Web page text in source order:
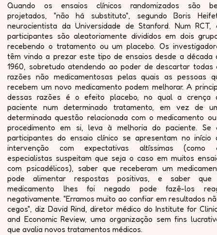
Quando os ensaios clínicos randomizados são
projetados, "não há substituto", segundo Boris
neurocientista da Universidade de Stanford. Num RCT,
participantes são aleatoriamente divididos em dois
recebendo o tratamento ou um placebo. Os
têm vindo a prezar este tipo de ensaios desde a década
1960, sobretudo atendendo ao poder de descartar todas
razões não medicamentosas pelas quais as pessoas
recebem um novo medicamento podem melhorar. A
dessas razões é o efeito placebo, no qual a crença
paciente num determinado tratamento, em vez de
determinada questão relacionada com o medicamento
procedimento em si, leva à melhoria do paciente. Se
participantes do ensaio clínico se apresentam no início
intervenção com expectativas altíssimas (como
especialistas suspeitam que seja o caso em muitos
com psicadélicos), saber que receberam um
pode alimentar respostas positivas, e saber
medicamento lhes foi negado pode fazê-los
negativamente. "Erramos muito ao confiar em resultados
cegos", diz David Rind, diretor médico do Institute for
and Economic Review, uma organização sem fins
que avalia novos tratamentos médicos.